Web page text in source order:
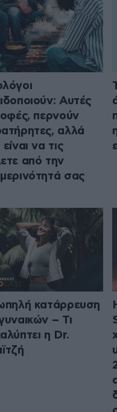
Αυτές
περνούν
αλλά
να τις
από την
σας
κατάρρευση
– Τι
η Dr.